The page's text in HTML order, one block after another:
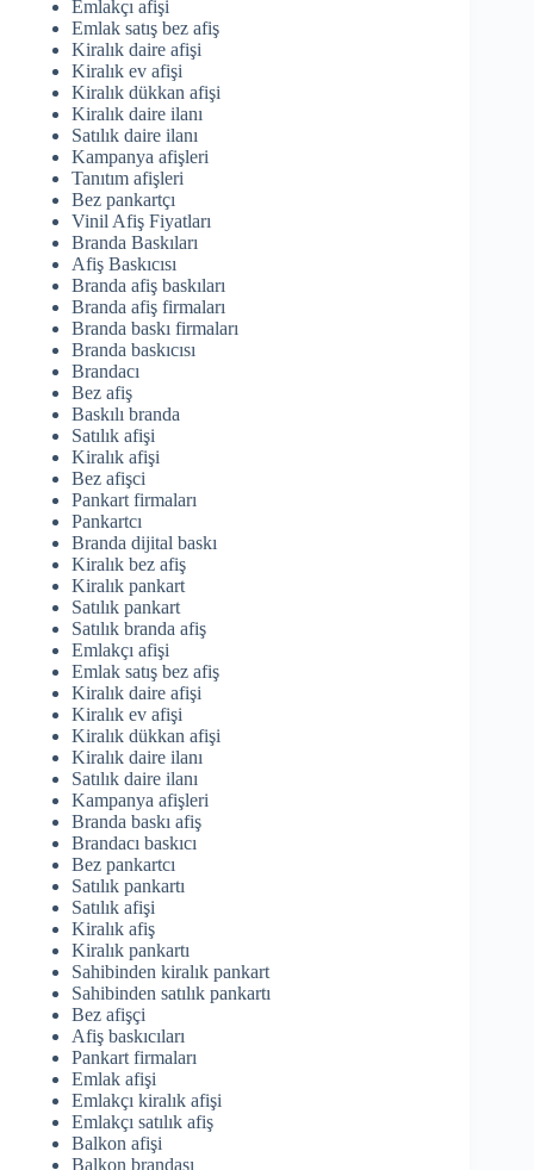
Emlakçı afişi
Emlak satış bez afiş
Kiralık daire afişi
Kiralık ev afişi
Kiralık dükkan afişi
Kiralık daire ilanı
Satılık daire ilanı
Kampanya afişleri
Tanıtım afişleri
Bez pankartçı
Vinil Afiş Fiyatları
Branda Baskıları
Afiş Baskıcısı
Branda afiş baskıları
Branda afiş firmaları
Branda baskı firmaları
Branda baskıcısı
Brandacı
Bez afiş
Baskılı branda
Satılık afişi
Kiralık afişi
Bez afişci
Pankart firmaları
Pankartcı
Branda dijital baskı
Kiralık bez afiş
Kiralık pankart
Satılık pankart
Satılık branda afiş
Emlakçı afişi
Emlak satış bez afiş
Kiralık daire afişi
Kiralık ev afişi
Kiralık dükkan afişi
Kiralık daire ilanı
Satılık daire ilanı
Kampanya afişleri
Branda baskı afiş
Brandacı baskıcı
Bez pankartcı
Satılık pankartı
Satılık afişi
Kiralık afiş
Kiralık pankartı
Sahibinden kiralık pankart
Sahibinden satılık pankartı
Bez afişçi
Afiş baskıcıları
Pankart firmaları
Emlak afişi
Emlakçı kiralık afişi
Emlakçı satılık afiş
Balkon afişi
Balkon brandası